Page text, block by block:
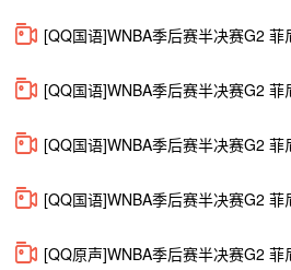
[QQ国语]WNBA季后赛半决赛G2 菲尼克斯
[QQ国语]WNBA季后赛半决赛G2 菲尼克斯
[QQ国语]WNBA季后赛半决赛G2 菲尼克斯
[QQ国语]WNBA季后赛半决赛G2 菲尼克斯
[QQ原声]WNBA季后赛半决赛G2 菲尼克斯水